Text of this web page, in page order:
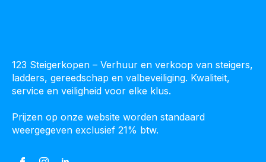
123 Steigerkopen – Verhuur en verkoop van steigers,
ladders, gereedschap en valbeveiliging. Kwaliteit,
service en veiligheid voor elke klus.
Prijzen op onze website worden standaard
weergegeven exclusief 21% btw.